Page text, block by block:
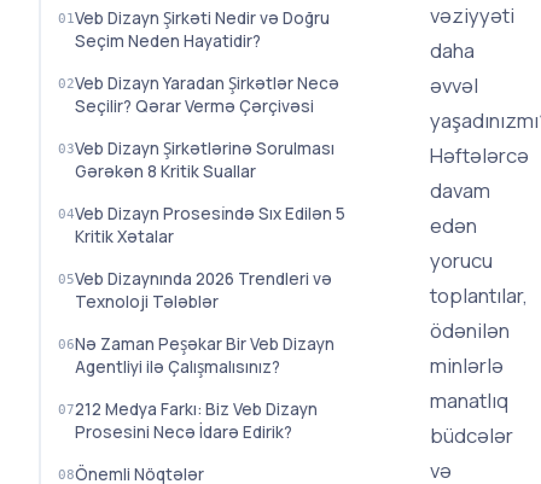
Veb Dizayn Şirkəti Nedir və Doğru
Seçim Neden Hayatidir?
Veb Dizayn Yaradan Şirkətlər Necə
Seçilir? Qərar Vermə Çərçivəsi
Veb Dizayn Şirkətlərinə Sorulması
Gərəkən 8 Kritik Suallar
Veb Dizayn Prosesi̇ndə Sıx Edilən 5
Kritik Xətalar
Veb Dizaynında 2026 Trendleri və
Texnoloji Tələblər
Nə Zaman Peşəkar Bir Veb Dizayn
Agentliyi ilə Çalışmalısınız?
212 Medya Farkı: Biz Veb Dizayn
Prosesi­ni Necə İdarə Edirik?
Önemli Nöqtələr
vəziyyəti
daha
əvvəl
Həftələrcə
davam
edən
yorucu
toplantılar,
ödənilən
minlərlə
manatlıq
büdcələr
və